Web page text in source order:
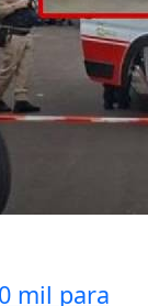
mil para